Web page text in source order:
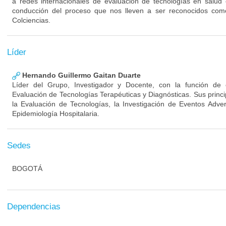
conducción del proceso que nos lleven a ser reconocidos
Colciencias.
Líder
Hernando Guillermo Gaitan Duarte
Líder del Grupo, Investigador y Docente, con la función de
Evaluación de Tecnologías Terapéuticas y Diagnósticas. Sus
la Evaluación de Tecnologías, la Investigación de Eventos
Epidemiología Hospitalaria.
Sedes
BOGOTÁ
Dependencias